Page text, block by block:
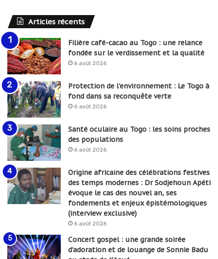
Articles récents
Filière café-cacao au Togo : une relance
fondée sur le verdissement et la qualité
6 août 2026
Protection de l’environnement : Le Togo à
fond dans sa reconquête verte
6 août 2026
Santé oculaire au Togo : les soins proches
des populations
6 août 2026
Origine africaine des célébrations festives
des temps modernes : Dr Sodjehoun Apéti
évoque le cas des nouvel an, ses
fondements et enjeux épistémologiques
(interview exclusive)
6 août 2026
Concert gospel : une grande soirée
d’adoration et de louange de Sonnie Badu